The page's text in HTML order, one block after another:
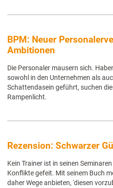
BPM: Neuer
Ambitionen
Die Personaler mausern sich.
sowohl in den Unternehmen als
Schattendasein geführt, suchen
Rampenlicht.
Rezension: Schwarzer
Kein Trainer ist in seinen
Konflikte gefeit. Mit seinem Buch
daher Wege anbieten, 'diesen